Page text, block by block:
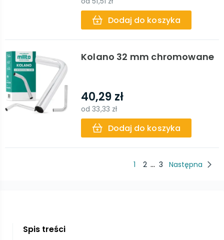
Dodaj do koszyka
Kolano 32 mm chromowane
40,29 zł
od33,33 zł
Dodaj do koszyka
1 2 ... 3 Następna
Spis treści